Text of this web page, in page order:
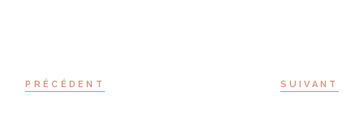
PRÉCÉDENT SUIVANT